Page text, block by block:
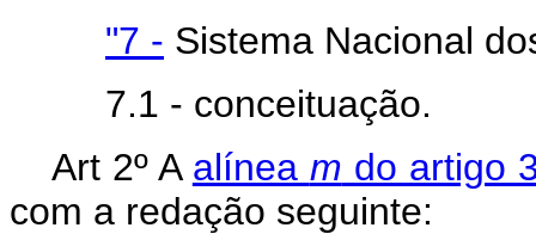
"7 - Sistema Nacional
7.1 - conceituação.
Art 2º A alínea m do artigo
com a redação seguinte: